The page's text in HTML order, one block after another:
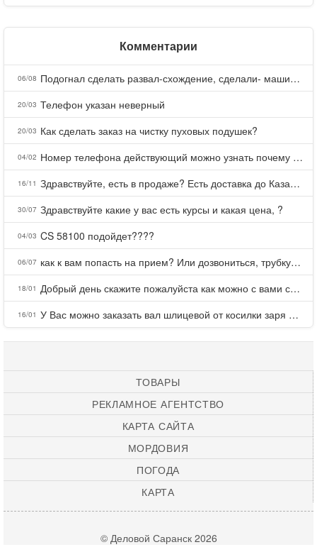
Комментарии
06/08 Подогнал сделать развал-схождение, сделали- машина уходит на право и колеса проверил все хорошо с атмосферами ужас как можно делать авто, не ужели не берегут свою репутацию, не советую.
20/03 Телефон указан неверный
20/03 Как сделать заказ на чистку пуховых подушек?
04/02 Номер телефона действующий можно узнать почему номер неправельный
16/11 Здравствуйте, есть в продаже? Есть доставка до Казани?
30/07 Здравствуйте какие у вас есть курсы и какая цена, ?
04/03 CS 58100 подойдет????
06/07 как к вам попасть на прием? Или дозвониться, трубку не берете.
18/01 Добрый день скажите пожалуйста как можно с вами связаться . Телефон не отвечает .Заказала кухню в тц Хороший есть претензии а менеджер контактов не дает .Что делать?
16/01 У Вас можно заказать вал шлицевой от косилки заря для мтз, который соединяет мотоблок с косилкой.?
ТОВАРЫ
РЕКЛАМНОЕ АГЕНТСТВО
КАРТА САЙТА
МОРДОВИЯ
ПОГОДА
КАРТА
© Деловой Саранск 2026